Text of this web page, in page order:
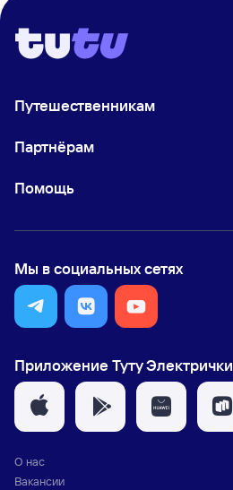
Путешественникам
Партнёрам
Помощь
Мы в социальных сетях
Приложение Туту Электрички
О нас
Вакансии